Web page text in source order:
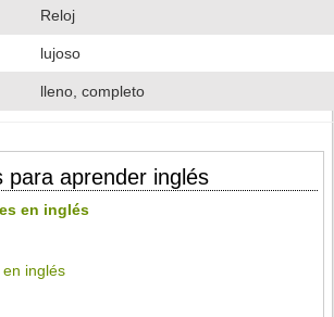
Reloj
lujoso
lleno, completo
para aprender inglés
en inglés
inglés